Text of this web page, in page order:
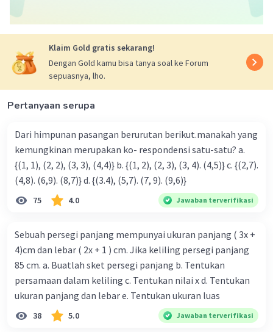
Ubin Hitam membentuk pola 1, 4, 9, ...
yang merupakan pola barisan kuadrat: Un = n²
Ubin Putih membentuk pola 8, 12, 16, ...
yang merupakanpola barisan aritmatika:
a = 8, b = 12 – 8 = 4
Un = 8 + (n – 1)4
Un = 8 + 4n – 4
Un = 4n + 4
Dengan demikian, tabel yang menyatakan
pola bilangan banyak ubin putih dan ubin
berikut.
Klaim Gold gratis sekarang!
Dengan Gold kamu bisa tanya soal ke Forum
sepuasnya, lho.
Pertanyaan serupa
Dari himpunan pasangan berurutan berikut.manakah yang
kemungkinan merupakan ko- respondensi satu-satu? a.
{(1, 1), (2, 2), (3, 3), (4,4)} b. {(1, 2), (2, 3), (3, 4). (4,5)} c. {(2,7).
(4,8). (6,9). (8,7)} d. {(3.4), (5,7). (7, 9). (9,6)}
75 4.0 Jawaban terverifikasi
Sebuah persegi panjang mempunyai ukuran panjang ( 3x +
4)cm dan lebar ( 2x + 1 ) cm. Jika keliling persegi panjang
85 cm. a. Buatlah sket persegi panjang b. Tentukan
persamaan dalam keliling c. Tentukan nilai x d. Tentukan
ukuran panjang dan lebar e. Tentukan ukuran luas
38 5.0 Jawaban terverifikasi